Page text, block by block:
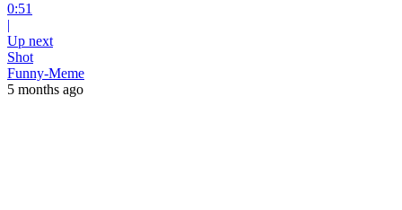
0:51
|
Up next
Shot
Funny-Meme
5 months ago